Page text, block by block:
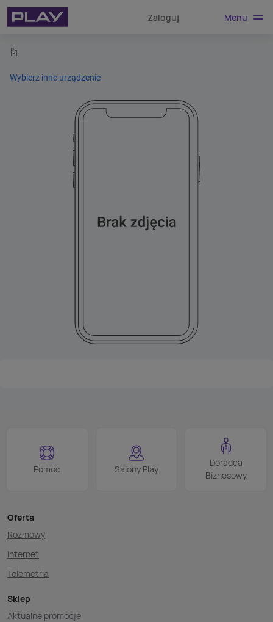
Zaloguj Menu
Wybierz inne urządzenie
Pomoc Salony Play
Doradca
Biznesowy
Oferta
Rozmowy
Internet
Telemetria
Sklep
Aktualne promocje